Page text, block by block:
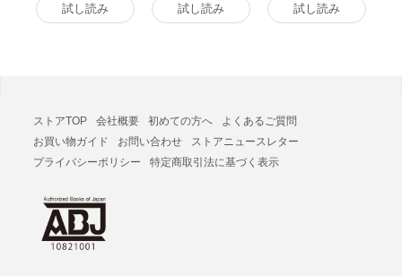
試し読み 試し読み
試し読み
ストアTOP 会社概要 初めての方へ
よくあるご質問
お買い物ガイド
お問い合わせ
ストアニュースレター
プライバシーポリシー
特定商取引法に基づく表示